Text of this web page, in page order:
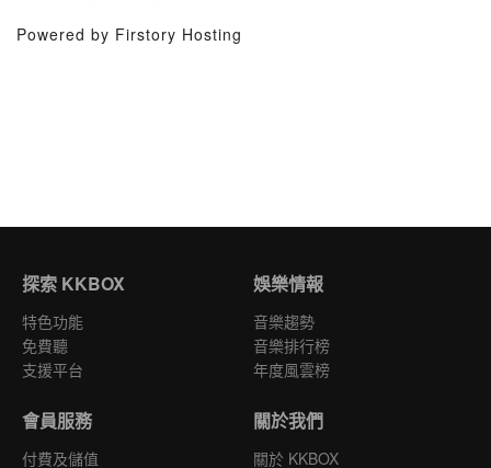
Powered by Firstory Hosting
探索 KKBOX
特色功能
免費聽
支援平台
娛樂情報
音樂趨勢
音樂排行榜
年度風雲榜
會員服務
付費及儲值
關於我們
關於 KKBOX